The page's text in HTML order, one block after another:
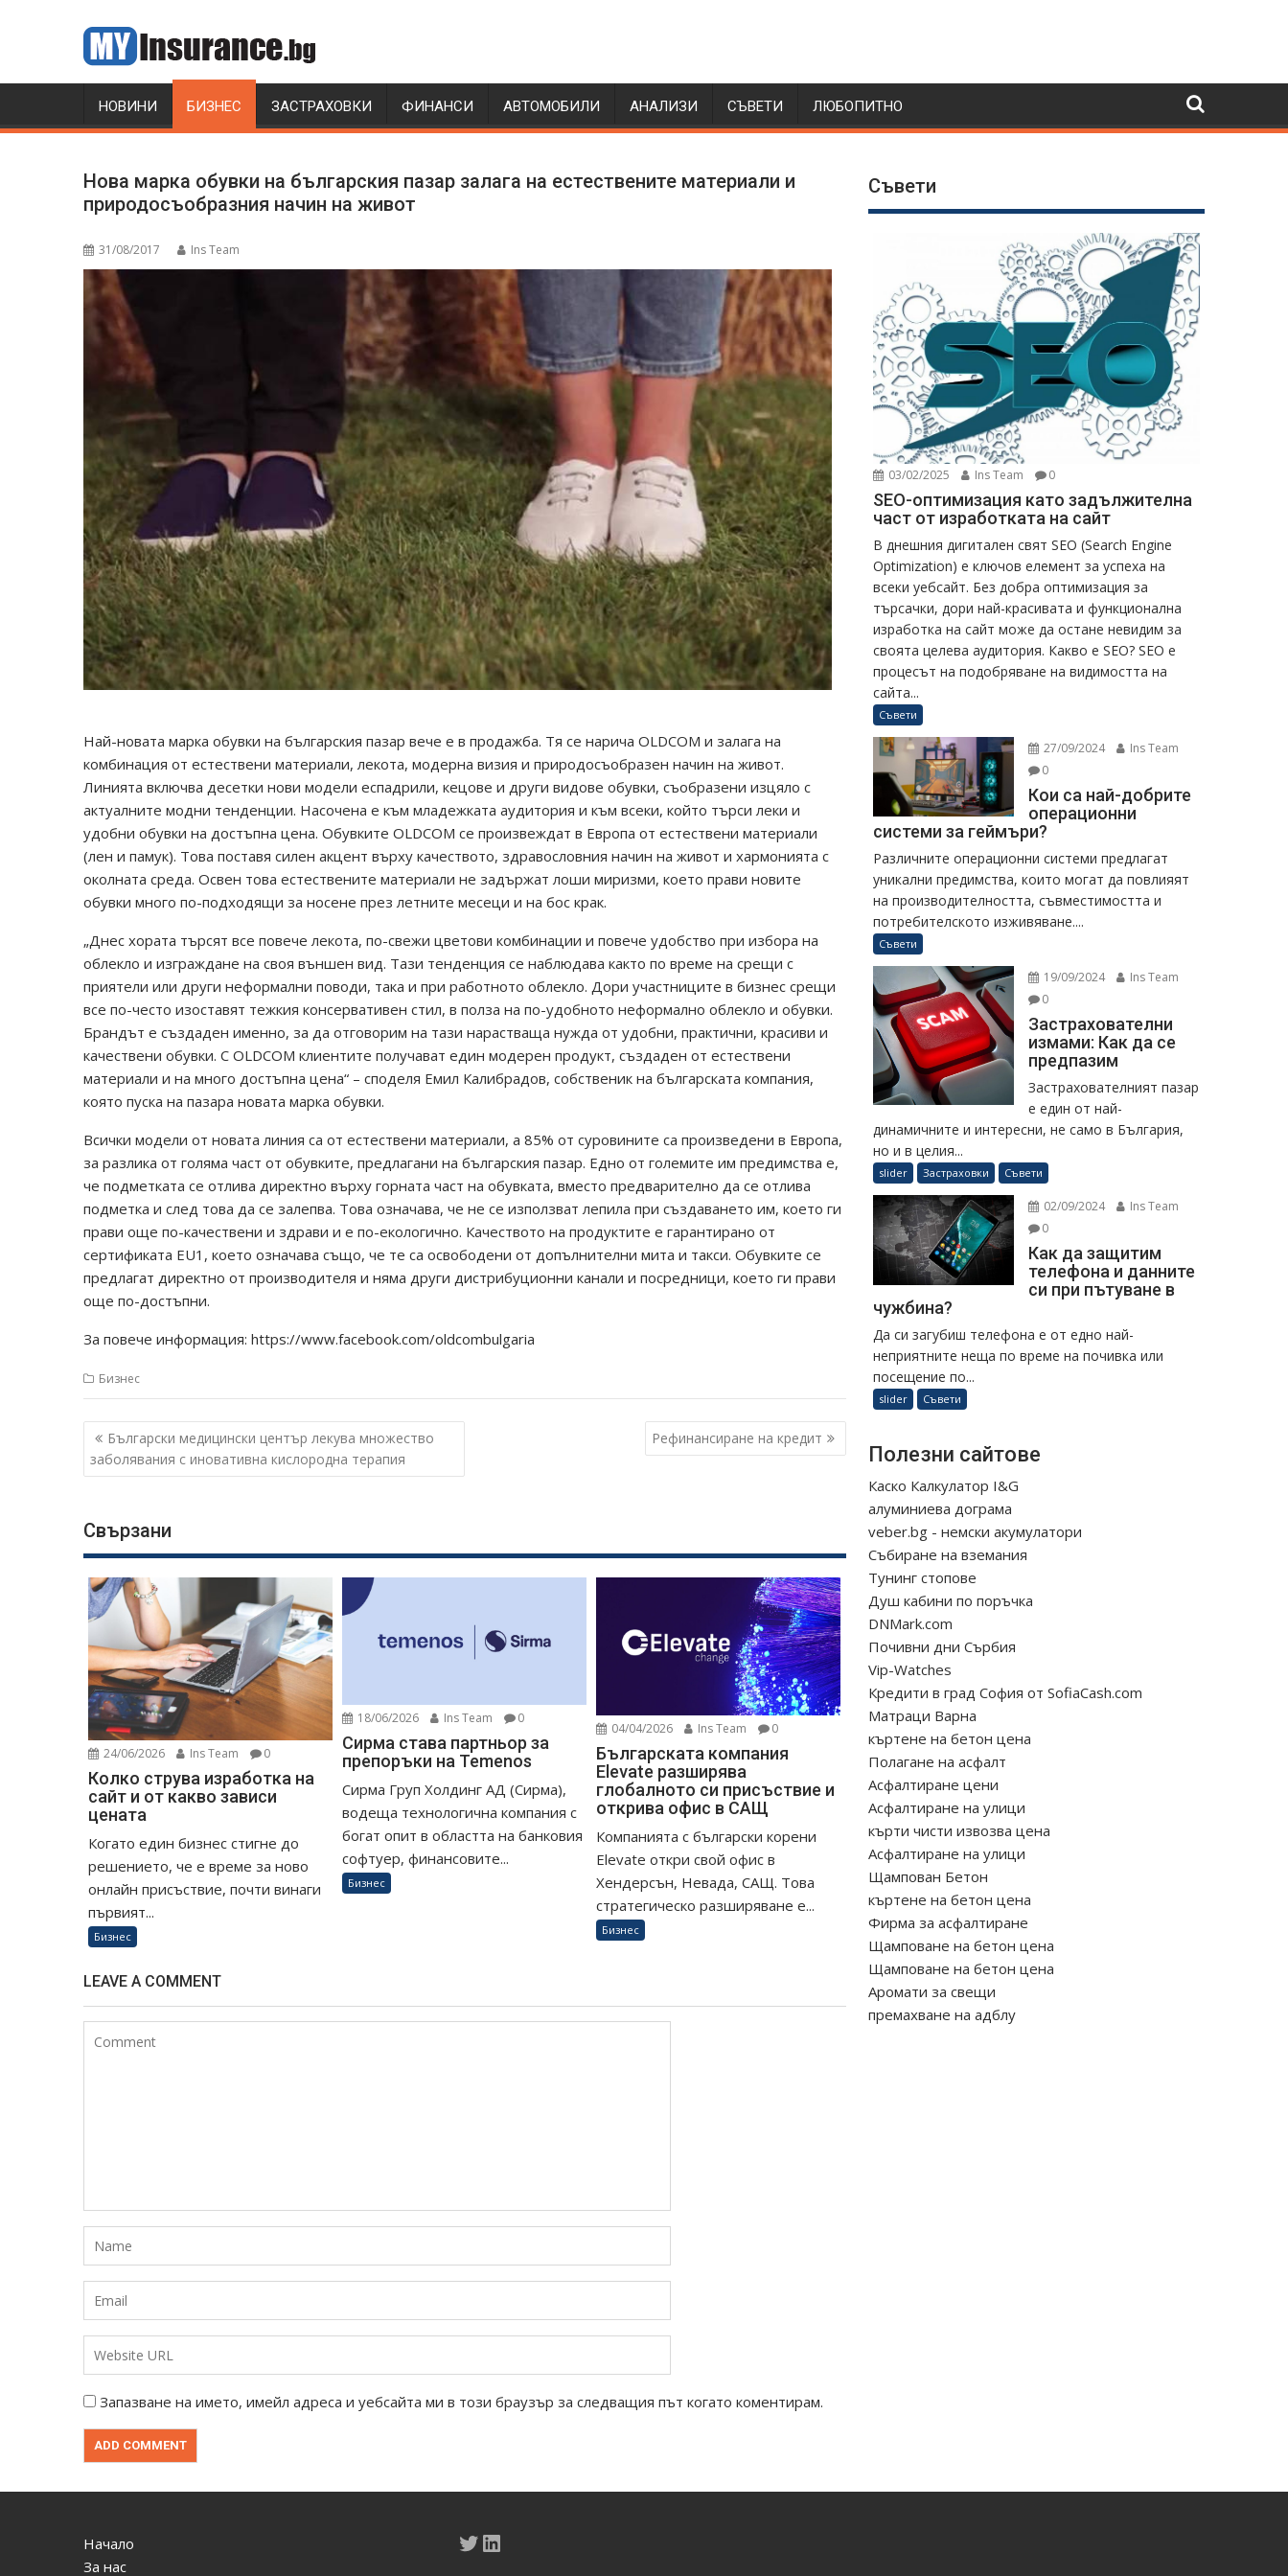
НОВИНИ БИЗНЕС ЗАСТРАХОВКИ ФИНАНСИ АВТОМОБИЛИ АНАЛИЗИ СЪВЕТИ ЛЮБОПИТНО
Нова марка обувки на българския пазар залага на естествените материали и
природосъобразния начин на живот
31/08/2017 Ins Team
Най-новата марка обувки на българския пазар вече е в продажба. Тя се нарича OLDCOM и залага на
комбинация от естествени материали, лекота, модерна визия и природосъобразен начин на живот.
Линията включва десетки нови модели еспадрили, кецове и други видове обувки, съобразени изцяло с
актуалните модни тенденции. Насочена е към младежката аудитория и към всеки, който търси леки и
удобни обувки на достъпна цена. Обувките OLDCOM се произвеждат в Европа от естествени материали
(лен и памук). Това поставя силен акцент върху качеството, здравословния начин на живот и хармонията с
околната среда. Освен това естествените материали не задържат лоши миризми, което прави новите
обувки много по-подходящи за носене през летните месеци и на бос крак.
„Днес хората търсят все повече лекота, по-свежи цветови комбинации и повече удобство при избора на
облекло и изграждане на своя външен вид. Тази тенденция се наблюдава както по време на срещи с
приятели или други неформални поводи, така и при работното облекло. Дори участниците в бизнес срещи
все по-често изоставят тежкия консервативен стил, в полза на по-удобното неформално облекло и обувки.
Брандът е създаден именно, за да отговорим на тази нарастваща нужда от удобни, практични, красиви и
качествени обувки. С OLDCOM клиентите получават един модерен продукт, създаден от естествени
материали и на много достъпна цена“ – споделя Емил Калибрадов, собственик на българската компания,
която пуска на пазара новата марка обувки.
Всички модели от новата линия са от естествени материали, а 85% от суровините са произведени в Европа,
за разлика от голяма част от обувките, предлагани на българския пазар. Едно от големите им предимства е,
че подметката се отлива директно върху горната част на обувката, вместо предварително да се отлива
подметка и след това да се залепва. Това означава, че не се използват лепила при създаването им, което ги
прави още по-качествени и здрави и е по-екологично. Качеството на продуктите е гарантирано от
сертификата EU1, което означава също, че те са освободени от допълнителни мита и такси. Обувките се
предлагат директно от производителя и няма други дистрибуционни канали и посредници, което ги прави
още по-достъпни.
За повече информация: https://www.facebook.com/oldcombulgaria
Бизнес
Навигация
Български медицински център лекува множество
заболявания с иновативна кислородна терапия
Рефинансиране на кредит
Свързани
24/06/2026 Ins Team 0
Колко струва изработка на
сайт и от какво зависи
цената
Когато един бизнес стигне до
решението, че е време за ново
онлайн присъствие, почти винаги
първият...
Бизнес
18/06/2026 Ins Team 0
Сирма става партньор за
препоръки на Temenos
Сирма Груп Холдинг АД (Сирма),
водеща технологична компания с
богат опит в областта на банковия
софтуер, финансовите...
Бизнес
04/04/2026 Ins Team 0
Българската компания
Elevate разширява
глобалното си присъствие и
открива офис в САЩ
Компанията с български корени
Elevate откри свой офис в
Хендерсън, Невада, САЩ. Това
стратегическо разширяване е...
Бизнес
LEAVE A COMMENT
Запазване на името, имейл адреса и уебсайта ми в този браузър за следващия път когато коментирам.
Съвети
03/02/2025 Ins Team 0
SEO-оптимизация като задължителна
част от изработката на сайт
В днешния дигитален свят SEO (Search Engine
Optimization) е ключов елемент за успеха на
всеки уебсайт. Без добра оптимизация за
търсачки, дори най-красивата и функционална
изработка на сайт може да остане невидим за
своята целева аудитория. Какво е SEO? SEO е
процесът на подобряване на видимостта на
сайта...
Съвети
27/09/2024
Ins Team
0
Кои са най-добрите
операционни
системи за геймъри?
Различните операционни системи предлагат
уникални предимства, които могат да повлияят
на производителността, съвместимостта и
потребителското изживяване....
Съвети
19/09/2024
Ins Team
0
Застрахователни
измами: Как да се
предпазим
Застрахователният пазар
е един от най-
динамичните и интересни, не само в България,
но и в целия...
slider Застраховки Съвети
02/09/2024
Ins Team
0
Как да защитим
телефона и данните
си при пътуване в
чужбина?
Да си загубиш телефона е от едно най-
неприятните неща по време на почивка или
посещение по...
slider Съвети
Полезни сайтове
Каско Калкулатор I&G
алуминиева дограма
veber.bg - немски акумулатори
Събиране на вземания
Тунинг стопове
Душ кабини по поръчка
DNMark.com
Почивни дни Сърбия
Vip-Watches
Кредити в град София от SofiaCash.com
Матраци Варна
къртене на бетон цена
Полагане на асфалт
Асфалтиране цени
Асфалтиране на улици
кърти чисти извозва цена
Асфалтиране на улици
Щампован Бетон
къртене на бетон цена
Фирма за асфалтиране
Щамповане на бетон цена
Щамповане на бетон цена
Аромати за свещи
премахване на адблу
Начало
За нас
Twitter
LinkedIn